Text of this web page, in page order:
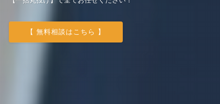
【 無料相談はこちら 】